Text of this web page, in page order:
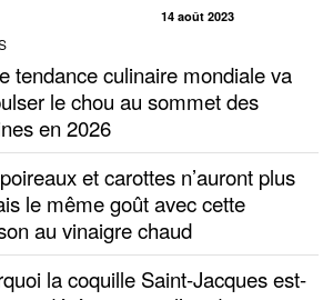
14 août 2023
tendance culinaire mondiale va
le chou au sommet des
en 2026
et carottes n’auront plus
le même goût avec cette
au vinaigre chaud
la coquille Saint-Jacques est-